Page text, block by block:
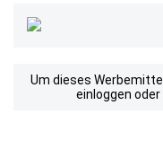
Um dieses
einloggen oder